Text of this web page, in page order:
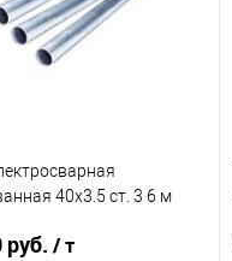
40х3.5 ст. 3 6 м
руб. / т